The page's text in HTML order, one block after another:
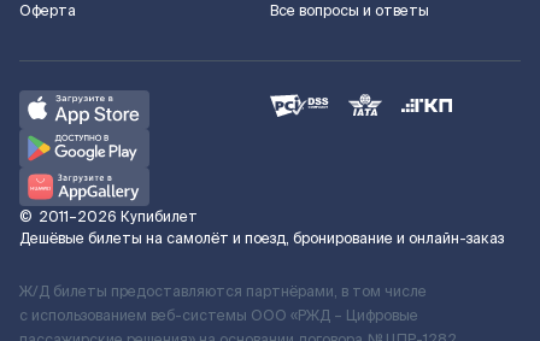
Оферта
Все вопросы и ответы
© 2011–2026 Купибилет
Дешёвые билеты на самолёт и поезд, бронирование и онлайн-заказ
Ж/Д билеты предоставляются партнёрами, в том числе
с использованием веб-системы ООО «РЖД – Цифровые